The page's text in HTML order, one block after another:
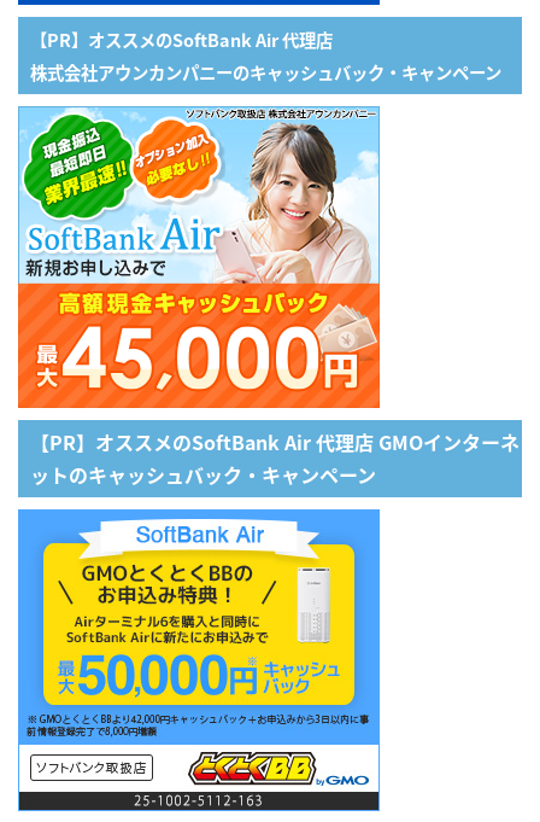
【PR】オススメのSoftBank Air 代理店
株式会社アウンカンパニーのキャッシュバック・キャンペーン
【PR】オススメのSoftBank Air 代理店 GMOインターネ
ットのキャッシュバック・キャンペーン